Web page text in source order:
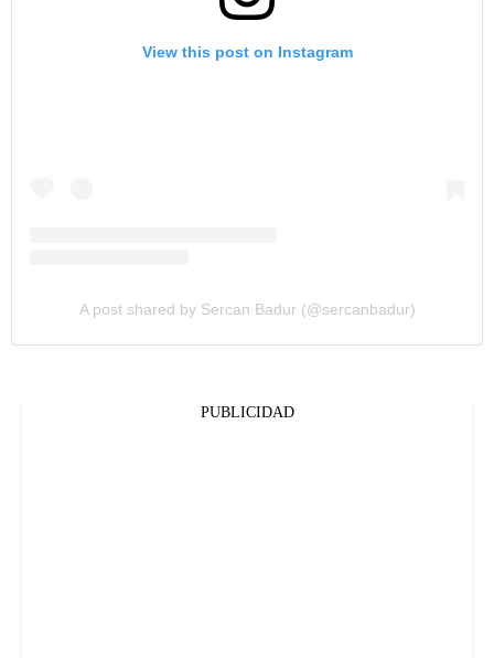
View this post on Instagram
A post shared by Sercan Badur (@sercanbadur)
PUBLICIDAD